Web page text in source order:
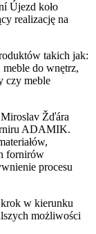
Újezd koło
realizację na
takich jak:
do wnętrz,
czy meble
Žďára
ADAMIK.
fornirów
procesu
krok w kierunku
możliwości